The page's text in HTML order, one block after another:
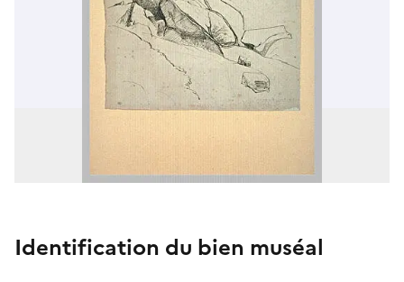
Identification du bien muséal